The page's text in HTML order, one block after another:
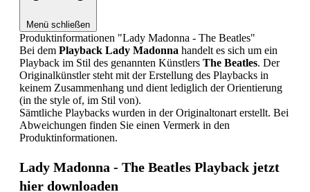
Menü schließen
Produktinformationen "Lady Madonna - The Beatles"
Bei dem Playback Lady Madonna handelt es sich um ein
Playback im Stil des genannten Künstlers The Beatles. Der
Originalkünstler steht mit der Erstellung des Playbacks in
keinem Zusammenhang und dient lediglich der Orientierung
(in the style of, im Stil von).
Sämtliche Playbacks wurden in der Originaltonart erstellt. Bei
Abweichungen finden Sie einen Vermerk in den
Produktinformationen.
Lady Madonna - The Beatles Playback jetzt
hier downloaden